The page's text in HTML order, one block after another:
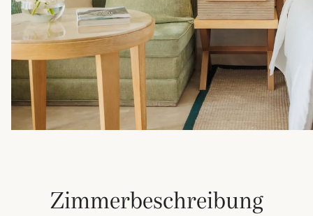
Zimmerbeschreibung